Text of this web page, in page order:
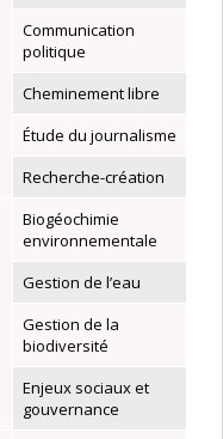
Communication
politique
Cheminement libre
Étude du journalisme
Recherche-création
Biogéochimie
environnementale
Gestion de l’eau
Gestion de la
biodiversité
Enjeux sociaux et
gouvernance